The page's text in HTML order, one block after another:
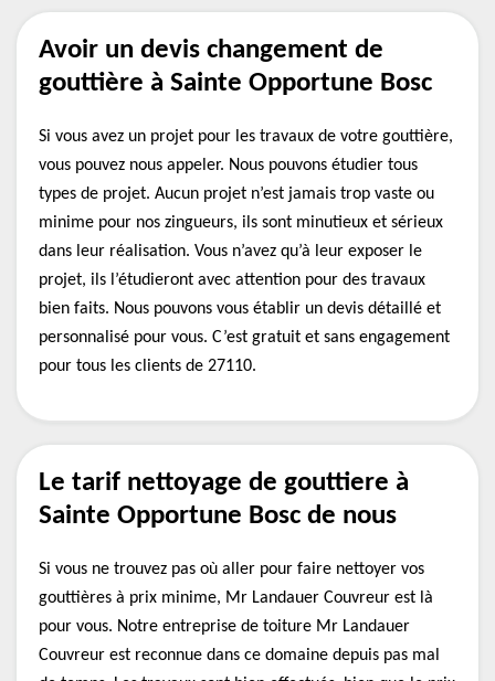
Avoir un devis changement de
gouttière à Sainte Opportune Bosc
Si vous avez un projet pour les travaux de votre gouttière,
vous pouvez nous appeler. Nous pouvons étudier tous
types de projet. Aucun projet n’est jamais trop vaste ou
minime pour nos zingueurs, ils sont minutieux et sérieux
dans leur réalisation. Vous n’avez qu’à leur exposer le
projet, ils l’étudieront avec attention pour des travaux
bien faits. Nous pouvons vous établir un devis détaillé et
personnalisé pour vous. C’est gratuit et sans engagement
pour tous les clients de 27110.
Le tarif nettoyage de gouttiere à
Sainte Opportune Bosc de nous
Si vous ne trouvez pas où aller pour faire nettoyer vos
gouttières à prix minime, Mr Landauer Couvreur est là
pour vous. Notre entreprise de toiture Mr Landauer
Couvreur est reconnue dans ce domaine depuis pas mal